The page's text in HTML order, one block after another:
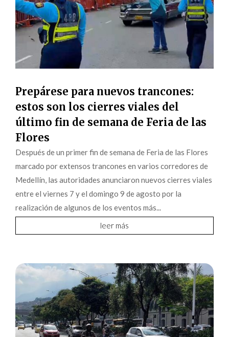
Prepárese para nuevos trancones:
estos son los cierres viales del
último fin de semana de Feria de las
Flores
Después de un primer fin de semana de Feria de las Flores
marcado por extensos trancones en varios corredores de
Medellín, las autoridades anunciaron nuevos cierres viales
entre el viernes 7 y el domingo 9 de agosto por la
realización de algunos de los eventos más...
leer más